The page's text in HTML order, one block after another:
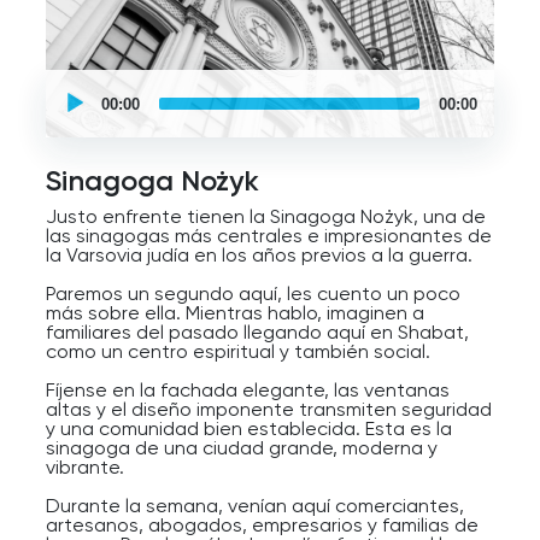
realmente en Polonia.
Y a pesar de la tensión en Europa, la vida aquí se
sentía plena.
La gente corría al trabajo, concertaba citas, se
enamoraba, iba a ver obras de teatro, compraba
Es difícil de imaginar hoy, ¿verdad? Pero en los
años treinta del siglo XX, nadie aquí sabía aún
cuánto iba a cambiar el mundo.
UCPlaces
self
guided
tour
Player
00:00 00:00
Sinagoga Nożyk
Justo enfrente tienen la Sinagoga Nożyk, una de
las sinagogas más centrales e impresionantes de
la Varsovia judía en los años previos a la guerra.
Paremos un segundo aquí, les cuento un poco
más sobre ella. Mientras hablo, imaginen a
familiares del pasado llegando aquí en Shabat,
como un centro espiritual y también social.
Fíjense en la fachada elegante, las ventanas
altas y el diseño imponente transmiten seguridad
y una comunidad bien establecida. Esta es la
sinagoga de una ciudad grande, moderna y
vibrante.
Durante la semana, venían aquí comerciantes,
artesanos, abogados, empresarios y familias de